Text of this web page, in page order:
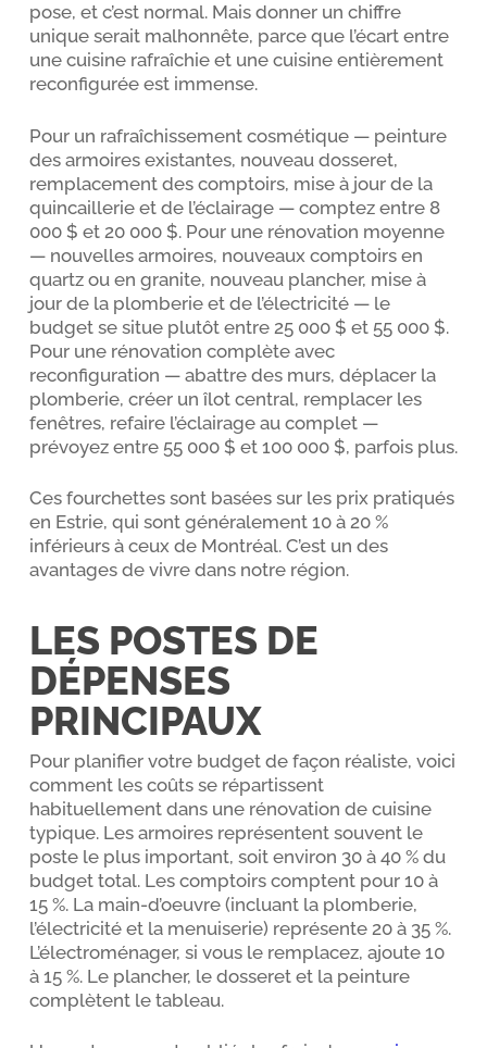
pose, et c’est normal. Mais donner un chiffre
unique serait malhonnête, parce que l’écart entre
une cuisine rafraîchie et une cuisine entièrement
reconfigurée est immense.
Pour un rafraîchissement cosmétique — peinture
des armoires existantes, nouveau dosseret,
remplacement des comptoirs, mise à jour de la
quincaillerie et de l’éclairage — comptez entre 8
000 $ et 20 000 $. Pour une rénovation moyenne
— nouvelles armoires, nouveaux comptoirs en
quartz ou en granite, nouveau plancher, mise à
jour de la plomberie et de l’électricité — le
budget se situe plutôt entre 25 000 $ et 55 000 $.
Pour une rénovation complète avec
reconfiguration — abattre des murs, déplacer la
plomberie, créer un îlot central, remplacer les
fenêtres, refaire l’éclairage au complet —
prévoyez entre 55 000 $ et 100 000 $, parfois plus.
Ces fourchettes sont basées sur les prix pratiqués
en Estrie, qui sont généralement 10 à 20 %
inférieurs à ceux de Montréal. C’est un des
avantages de vivre dans notre région.
LES POSTES DE
DÉPENSES
PRINCIPAUX
Pour planifier votre budget de façon réaliste, voici
comment les coûts se répartissent
habituellement dans une rénovation de cuisine
typique. Les armoires représentent souvent le
poste le plus important, soit environ 30 à 40 % du
budget total. Les comptoirs comptent pour 10 à
15 %. La main-d’oeuvre (incluant la plomberie,
l’électricité et la menuiserie) représente 20 à 35 %.
L’électroménager, si vous le remplacez, ajoute 10
à 15 %. Le plancher, le dosseret et la peinture
complètent le tableau.